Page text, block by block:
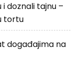
i doznali tajnu –
tortu
događajima na